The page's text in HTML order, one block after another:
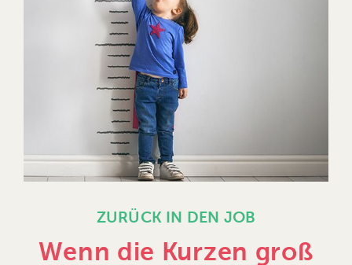
ZURÜCK IN DEN JOB
Wenn die Kurzen groß